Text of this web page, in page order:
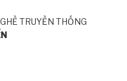
TRUYỀN THỐNG